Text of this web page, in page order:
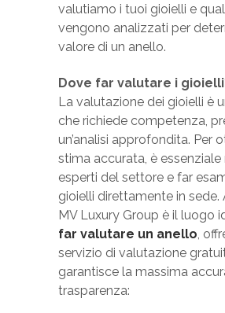
valutiamo i tuoi gioielli e
vengono analizzati per
valore di un anello.
Dove far valutare i
La valutazione dei gioielli è
che richiede competenza,
un’analisi approfondita. Per
stima accurata, è essenziale
esperti del settore e far
gioielli direttamente in sede.
MV Luxury Group è il luogo
far valutare un anello,
servizio di valutazione
garantisce la massima
trasparenza: